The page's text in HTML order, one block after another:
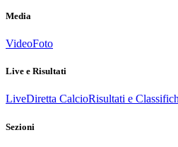
Media
VideoFoto
Live e Risultati
LiveDiretta CalcioRisultati e
Sezioni